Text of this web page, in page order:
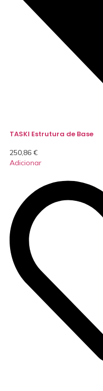
TASKI Estrutura de Base
250,86 €
Adicionar